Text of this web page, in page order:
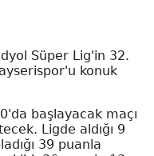
Süper Lig'in 32.
konuk
başlayacak maçı
Ligde aldığı 9
39 puanla